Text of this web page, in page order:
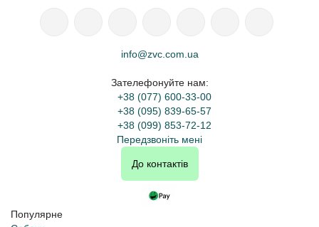
info@zvc.com.ua
Зателефонуйте нам:
+38 (077) 600-33-00
+38 (095) 839-65-57
+38 (099) 853-72-12
Передзвоніть мені
До контактів
Популярне